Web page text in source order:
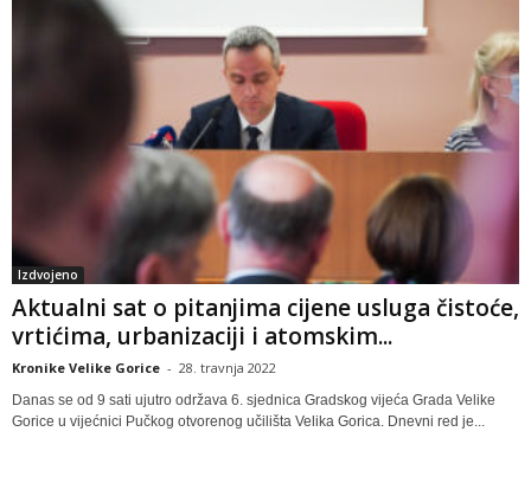
Izdvojeno
Aktualni sat o pitanjima cijene usluga čistoće,
vrtićima, urbanizaciji i atomskim...
Kronike Velike Gorice - 28. travnja 2022
Danas se od 9 sati ujutro održava 6. sjednica Gradskog vijeća Grada Velike
Gorice u vijećnici Pučkog otvorenog učilišta Velika Gorica. Dnevni red je...